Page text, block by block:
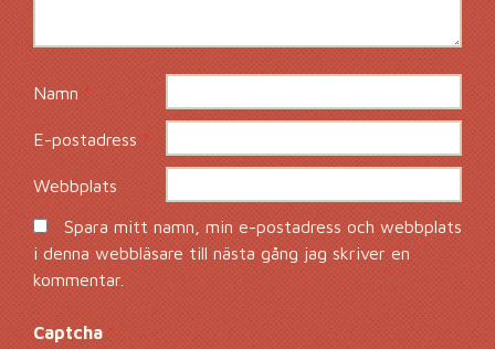
Namn*
E-postadress*
Webbplats
Spara mitt namn, min e-postadress och webbplats
i denna webbläsare till nästa gång jag skriver en
kommentar.
Captcha *